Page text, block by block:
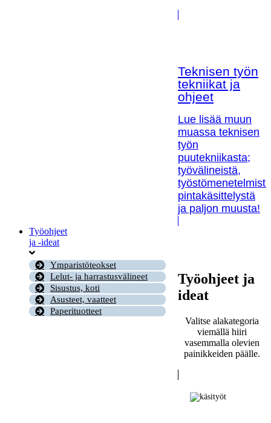
Teknisen työn
tekniikat ja
ohjeet
Lue lisää muun
muassa teknisen
työn
puutekniikasta;
työvälineistä,
pintakäsittelystä
ja paljon muusta!
Työohjeet
ja -ideat
Ymparistöteokset
Lelut- ja harrastusvälineet
Sisustus, koti
Asusteet, vaatteet
Paperituotteet
Työohjeet ja
ideat
Valitse alakategoria
viemällä hiiri
vasemmalla olevien
painikkeiden päälle.